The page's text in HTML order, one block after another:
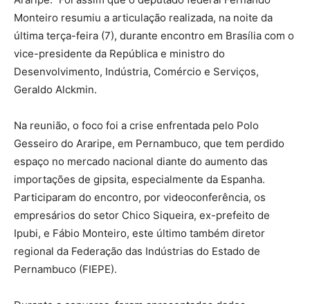
Monteiro resumiu a articulação realizada, na noite da
última terça-feira (7), durante encontro em Brasília com o
vice-presidente da República e ministro do
Desenvolvimento, Indústria, Comércio e Serviços,
Geraldo Alckmin.
Na reunião, o foco foi a crise enfrentada pelo Polo
Gesseiro do Araripe, em Pernambuco, que tem perdido
espaço no mercado nacional diante do aumento das
importações de gipsita, especialmente da Espanha.
Participaram do encontro, por videoconferência, os
empresários do setor Chico Siqueira, ex-prefeito de
Ipubi, e Fábio Monteiro, este último também diretor
regional da Federação das Indústrias do Estado de
Pernambuco (FIEPE).